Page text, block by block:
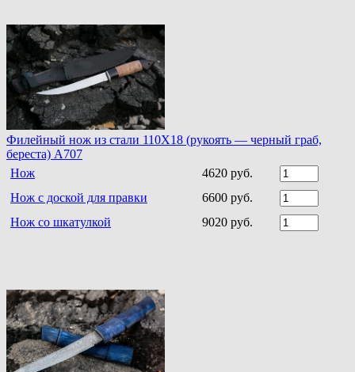
Филейный нож из стали 110Х18 (рукоять — черный граб,
береста) A707
Нож
4620 руб.
Нож с доской для правки
6600 руб.
Нож со шкатулкой
9020 руб.